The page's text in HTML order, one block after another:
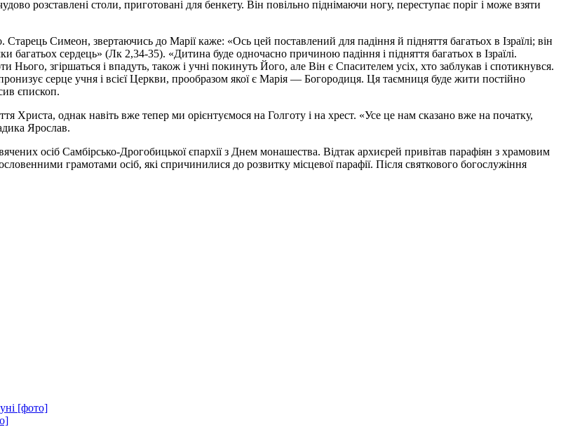
розставлені столи, приготовані для бенкету. Він повільно піднімаючи ногу, переступає поріг і може взяти
Симеон, звертаючись до Марії каже: «Ось цей поставлений для падіння й підняття багатьох в Ізраїлі; він
сердець» (Лк 2,34-35). «Дитина буде одночасно причиною падіння і підняття багатьох в Ізраїлі.
Нього, згіршаться і впадуть, також і учні покинуть Його, але Він є Спасителем усіх, хто заблукав і спотикнувся.
серце учня і всієї Церкви, прообразом якої є Марія — Богородиця. Ця таємниця буде жити постійно
єпископ.
Христа, однак навіть вже тепер ми орієнтуємося на Голготу і на хрест. «Усе це нам сказано вже на початку,
Ярослав.
осіб Самбірсько-Дрогобицької єпархії з Днем монашества. Відтак архиєрей привітав парафіян з храмовим
грамотами осіб, які спричинилися до розвитку місцевої парафії. Після святкового богослужіння
[фото]